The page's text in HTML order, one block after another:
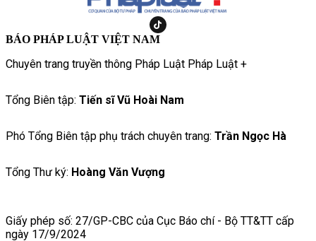
BÁO PHÁP LUẬT VIỆT NAM
Chuyên trang truyền thông Pháp Luật Pháp Luật +
Tổng Biên tập: Tiến sĩ Vũ Hoài Nam
Phó Tổng Biên tập phụ trách chuyên trang: Trần Ngọc Hà
Tổng Thư ký: Hoàng Văn Vượng
Giấy phép số: 27/GP-CBC của Cục Báo chí - Bộ TT&TT cấp
ngày 17/9/2024